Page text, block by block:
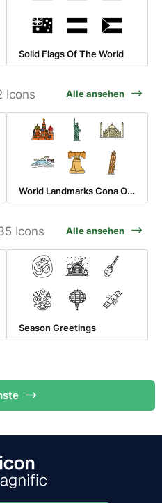
Solid Flags Of The World
Icons Alle ansehen
World Landmarks Cona Offset
Icons Alle ansehen
Season Greetings